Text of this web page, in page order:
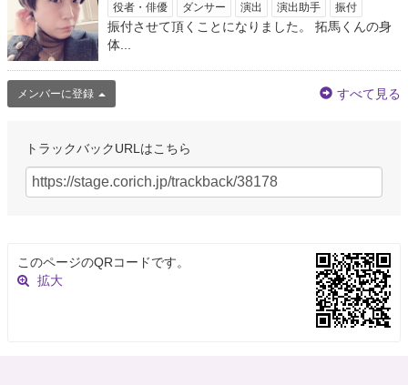
役者・俳優 ダンサー 演出 演出助手 振付
振付させて頂くことになりました。 拓馬くんの身
体...
メンバーに登録 すべて見る
トラックバックURLはこちら
このページのQRコードです。
拡大